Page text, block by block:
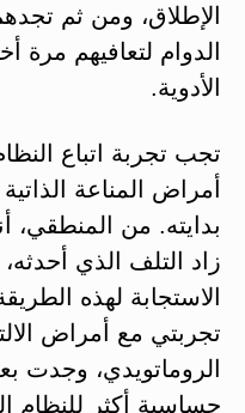
الإطلاق، ومن ثم
الدوام لتعافيهم مرة
الأدوية.
تجب تجربة اتباع
أمراض المناعة
بدايته. من المنطقي،
زاد التلف الذي
الاستجابة لهذه
تجربتي مع أمراض
الروماتويدي، وجدت
حساسية أكثر للنظام